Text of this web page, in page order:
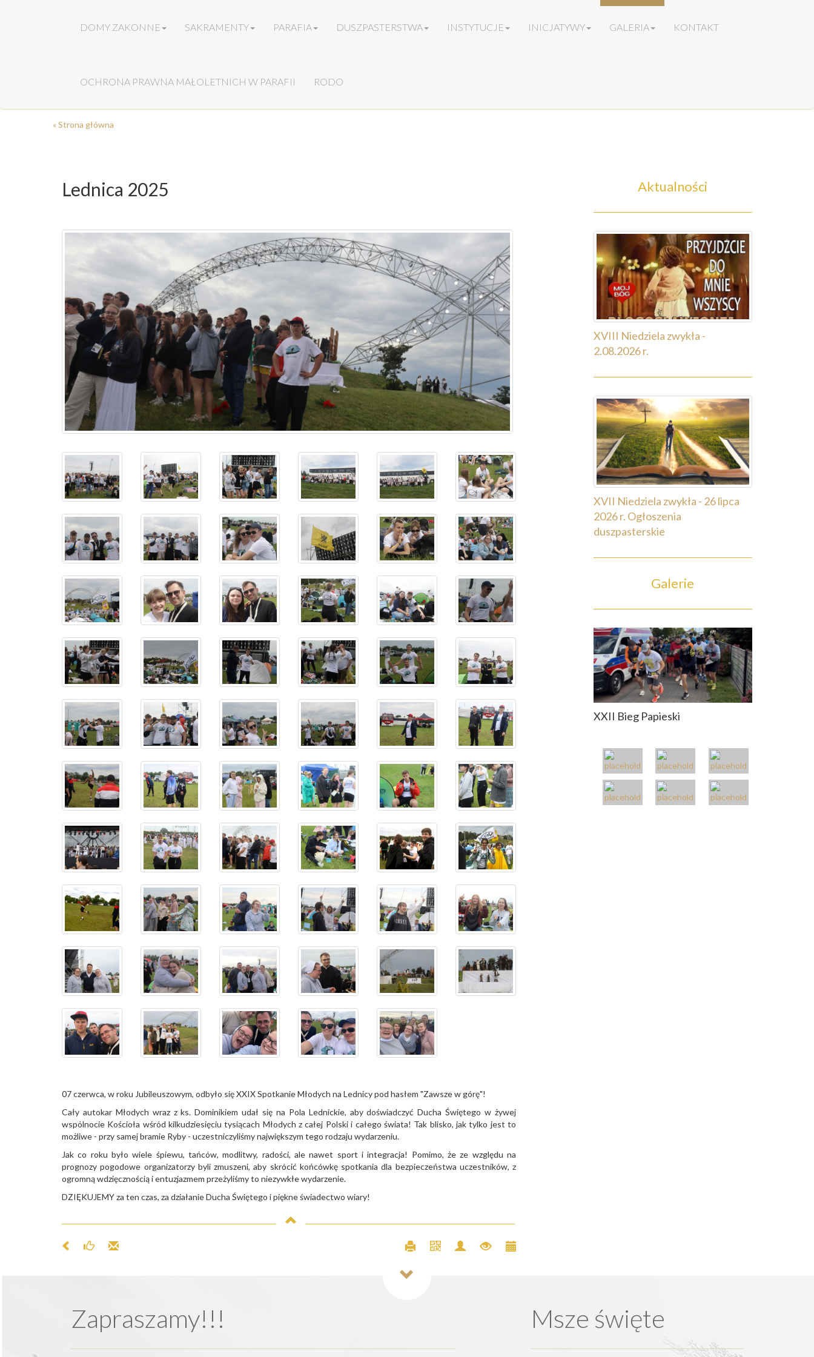
DOMY ZAKONNE SAKRAMENTY PARAFIA DUSZPASTERSTWA INSTYTUCJE INICJATYWY GALERIA KONTAKT
OCHRONA PRAWNA MAŁOLETNICH W PARAFII RODO
« Strona główna
Lednica 2025
07 czerwca, w roku Jubileuszowym, odbyło się XXIX Spotkanie Młodych na Lednicy pod hasłem "Zawsze w górę"!
Cały autokar Młodych wraz z ks. Dominikiem udał się na Pola Lednickie, aby doświadczyć Ducha Świętego w żywej
wspólnocie Kościoła wśród kilkudziesięciu tysiącach Młodych z całej Polski i całego świata! Tak blisko, jak tylko jest to
możliwe - przy samej bramie Ryby - uczestniczyliśmy największym tego rodzaju wydarzeniu.
Jak co roku było wiele śpiewu, tańców, modlitwy, radości, ale nawet sport i integracja! Pomimo, że ze względu na
prognozy pogodowe organizatorzy byli zmuszeni, aby skrócić końcówkę spotkania dla bezpieczeństwa uczestników, z
ogromną wdzięcznością i entuzjazmem przeżyliśmy to niezywkłe wydarzenie.
DZIĘKUJEMY za ten czas, za działanie Ducha Świętego i piękne świadectwo wiary!
Aktualności
XVIII Niedziela zwykła -
2.08.2026 r.
XVII Niedziela zwykła - 26 lipca
2026 r. Ogłoszenia
duszpasterskie
Galerie
XXII Bieg Papieski
Zapraszamy!!! Msze święte